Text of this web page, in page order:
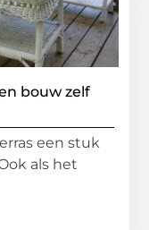
bouw zelf
een stuk
als het